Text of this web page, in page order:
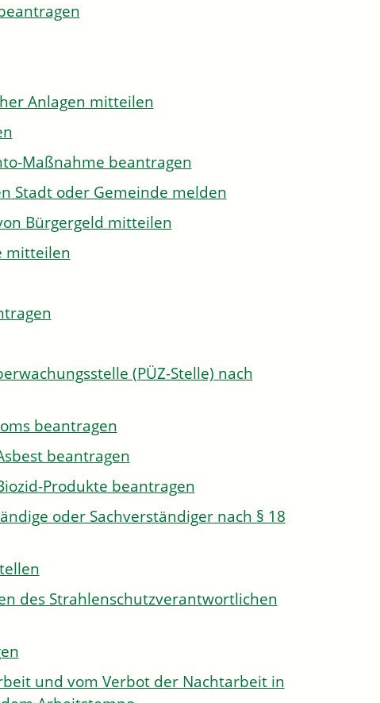
Anlagen mitteilen
Maßnahme beantragen
Stadt oder Gemeinde melden
Bürgergeld mitteilen
mitteilen
(PÜZ-Stelle) nach
beantragen
beantragen
Produkte beantragen
oder Sachverständiger nach § 18
des Strahlenschutzverantwortlichen
und vom Verbot der Nachtarbeit in